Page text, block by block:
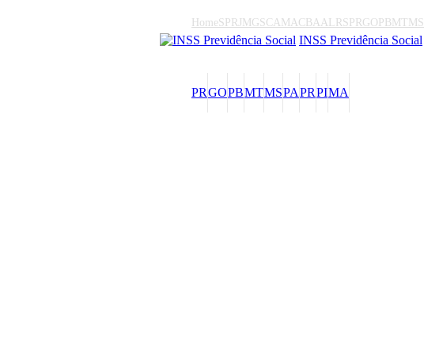
HomeSPRJMGSCAMACBAALRSPRGOPBMTMS
INSS Previdência Social
PRGOPBMTMSPAPRPIMA